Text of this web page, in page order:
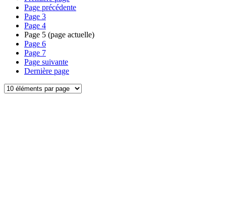
Page précédente
Page 3
Page 4
Page 5 (page actuelle)
Page 6
Page 7
Page suivante
Dernière page